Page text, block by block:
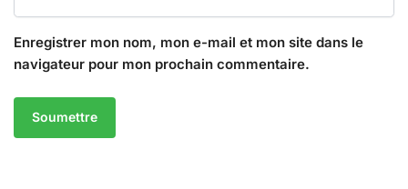
Enregistrer mon nom, mon e-mail et mon site dans le
navigateur pour mon prochain commentaire.